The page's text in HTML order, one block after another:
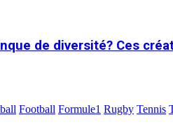
de diversité? Ces
Football Formule1 Rugby Tennis